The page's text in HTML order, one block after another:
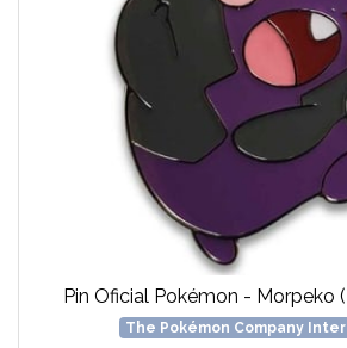
Pin Oficial Pokémon - Morpeko
The Pokémon Company